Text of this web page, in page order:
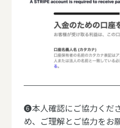
❻本人確認にご協力くだ
め、ご理解とご協力をお